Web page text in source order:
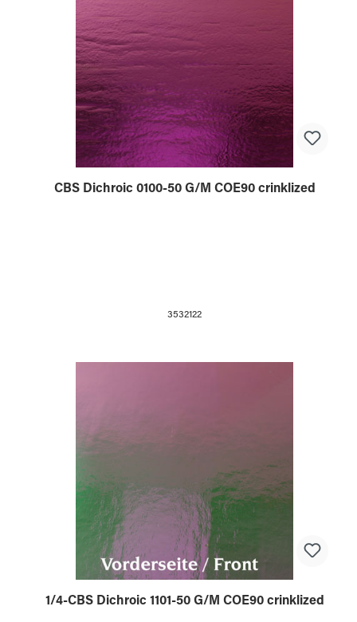
CBS Dichroic 0100-50 G/M COE90 crinklized
3532122
1/4-CBS Dichroic 1101-50 G/M COE90 crinklized